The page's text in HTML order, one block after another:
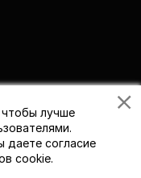
лучше
даете согласие
cookie.